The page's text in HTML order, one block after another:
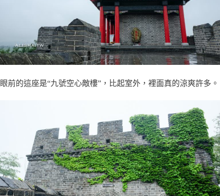
眼前的這座是“九號空心敵樓”，比起室外，裡面真的涼爽許多。